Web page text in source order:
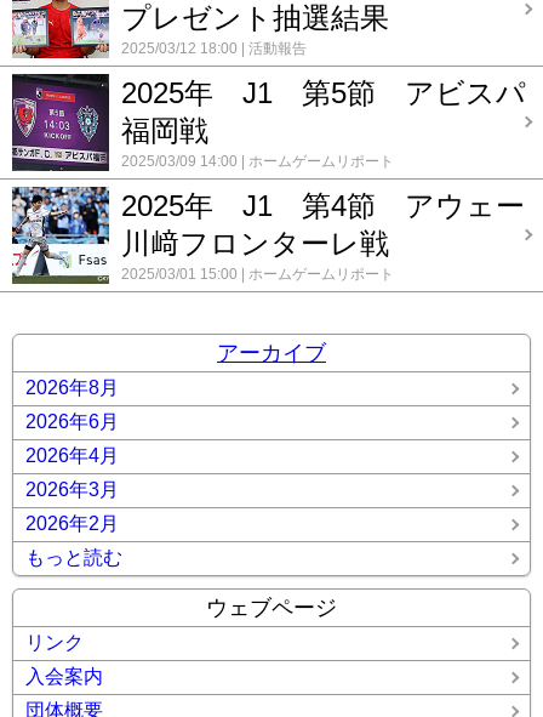
プレゼント抽選結果
2025/03/12 18:00 活動報告
2025年 J1 第5節 アビスパ
福岡戦
2025/03/09 14:00 ホームゲームリポート
2025年 J1 第4節 アウェー
川﨑フロンターレ戦
2025/03/01 15:00 ホームゲームリポート
アーカイブ
2026年8月
2026年6月
2026年4月
2026年3月
2026年2月
もっと読む
ウェブページ
リンク
入会案内
団体概要